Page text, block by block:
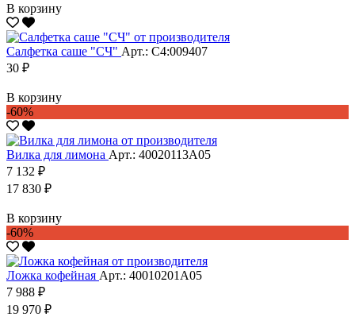
В корзину
Салфетка саше "CЧ" Арт.: С4:009407
30 ₽
В корзину
-60%
Вилка для лимона Арт.: 40020113А05
7 132 ₽
17 830 ₽
В корзину
-60%
Ложка кофейная Арт.: 40010201А05
7 988 ₽
19 970 ₽